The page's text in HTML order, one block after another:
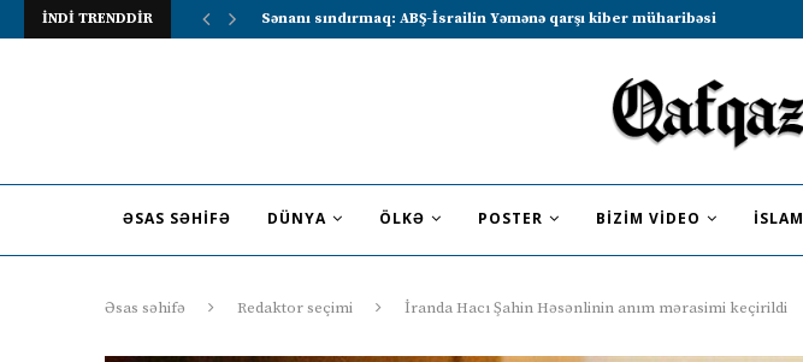
İNDİ TRENDDİR Lavrov Suriya prezidentini Rusiya–Ərəb sammitində iştirak etməyə dəvət...
ƏSAS SƏHIFƏ DÜNYA ÖLKƏ POSTER BIZIM VIDEO İSLAM
Əsas səhifə Redaktor seçimi İranda Hacı Şahin Həsənlinin anım mərasimi keçirildi